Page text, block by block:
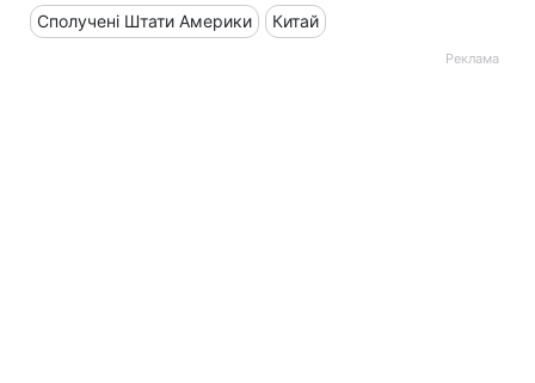
Сполучені Штати Америки Китай